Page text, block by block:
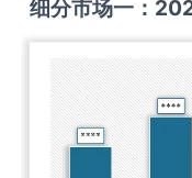
细分市场一：